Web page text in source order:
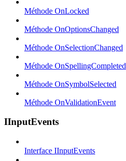
Méthode OnLocked
Méthode OnOptionsChanged
Méthode OnSelectionChanged
Méthode OnSpellingCompleted
Méthode OnSymbolSelected
Méthode OnValidationEvent
IInputEvents
Interface IInputEvents